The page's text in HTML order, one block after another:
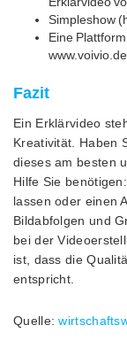
Simpleshow
Eine
www.voivio.de.
Fazit
Ein Erklärvideo
Kreativität. Haben
dieses am besten
Hilfe Sie
lassen oder einen
Bildabfolgen und
bei der
ist, dass die
entspricht.
Quelle: